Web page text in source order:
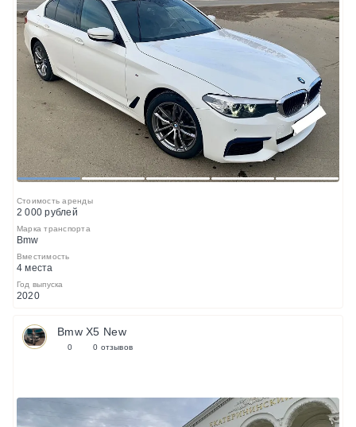
1 2 3 4 5
Стоимость аренды
2 000 рублей
Марка транспорта
Bmw
Вместимость
4 места
Год выпуска
2020
Bmw X5 New
0 0 отзывов